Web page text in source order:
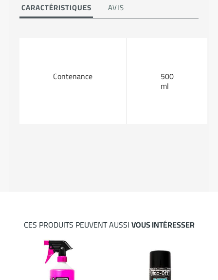
CARACTÉRISTIQUES AVIS
Contenance 500
ml
CES PRODUITS PEUVENT AUSSIVOUS INTÉRESSER